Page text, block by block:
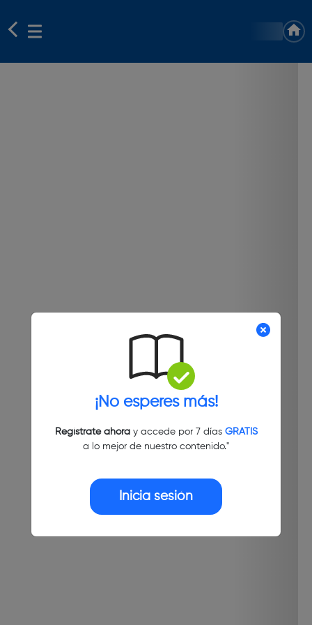
¡No esperes más!
Regístrate ahoray accede por 7 días GRATIS
a lo mejor de nuestro contenido."
Inicia sesión